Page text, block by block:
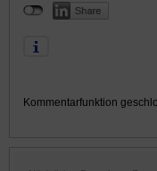
Kommentarfunktion